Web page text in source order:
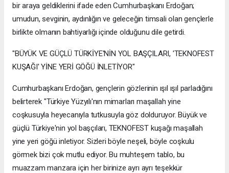
bir araya geldiklerini ifade eden Cumhurbaşkanı Erdoğan;
umudun, sevginin, aydınlığın ve geleceğin timsali olan gençlerle
birlikte olmanın bahtiyarlığı içinde olduğunu dile getirdi.
"BÜYÜK VE GÜÇLÜ TÜRKİYE'NİN YOL BAŞÇILARI, 'TEKNOFEST
KUŞAĞI' YİNE YERİ GÖĞÜ İNLETİYOR"
Cumhurbaşkanı Erdoğan, gençlerin gözlerinin ışıl ışıl parladığını
belirterek "Türkiye Yüzyılı'nın mimarları maşallah yine
coşkusuyla heyecanıyla tutkusuyla göz dolduruyor. Büyük ve
güçlü Türkiye'nin yol başçıları, TEKNOFEST kuşağı maşallah
yine yeri göğü inletiyor. Sizleri böyle neşeli, böyle coşkulu
görmek bizi çok mutlu ediyor. Bu muhteşem tablo, bu
muazzam manzara için her birinize ayrı ayrı teşekkür